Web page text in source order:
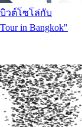
วต์โซโล่กับ
in Bangkok"